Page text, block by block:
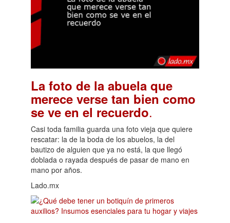
La foto de la abuela que
merece verse tan bien como
se ve en el recuerdo.
Casi toda familia guarda una foto vieja que quiere
rescatar: la de la boda de los abuelos, la del
bautizo de alguien que ya no está, la que llegó
doblada o rayada después de pasar de mano en
mano por años.
Lado.mx